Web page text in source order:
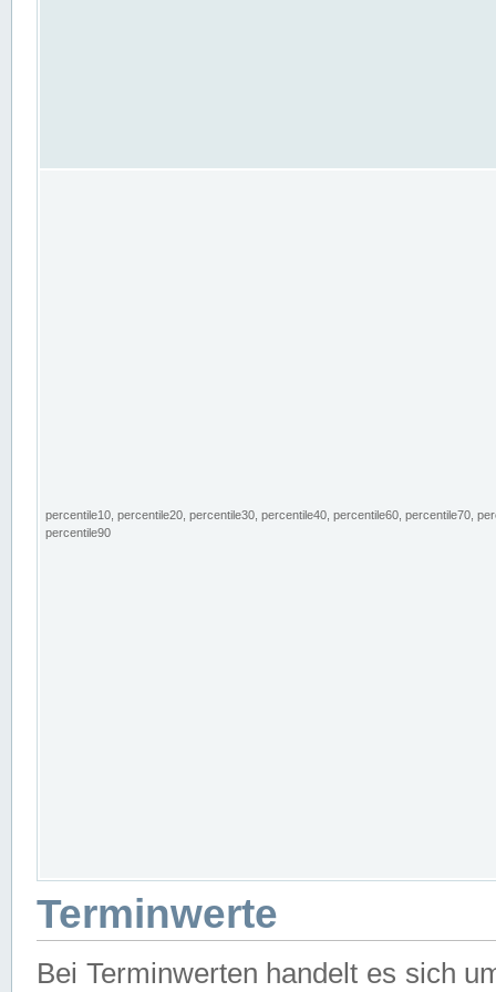
percentile10, percentile20, percentile30, percentile40, percentile60, percentile70,
percentile90
Terminwerte
Bei Terminwerten handelt es sich